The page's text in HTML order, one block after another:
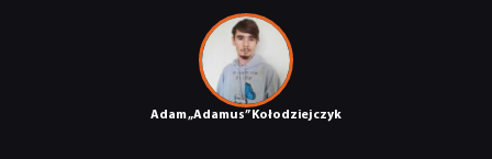
Adam „Adamus” Kołodziejczyk